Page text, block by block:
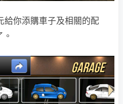
給你添購車子及相關的配